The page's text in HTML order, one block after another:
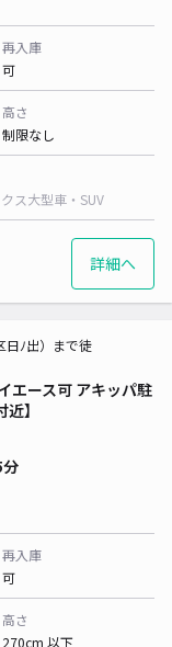
再入庫
可
高さ
制限なし
ス大型車・SUV
詳細へ
エース可 アキッパ駐
】
日ﾉ出）まで徒
再入庫
可
高さ
270cm 以下